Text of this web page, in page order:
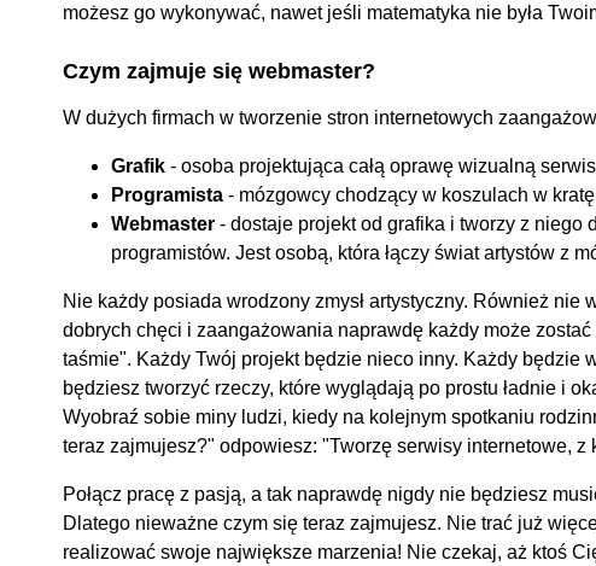
możesz go wykonywać, nawet jeśli matematyka nie była
Czym zajmuje się webmaster?
W dużych firmach w tworzenie stron internetowych
Grafik - osoba projektująca całą oprawę wizualną
Programista - mózgowcy chodzący w koszulach w
Webmaster - dostaje projekt od grafika i tworzy z niego
programistów. Jest osobą, która łączy świat artystów z
Nie każdy posiada wrodzony zmysł artystyczny. Również nie
dobrych chęci i zaangażowania naprawdę każdy może zostać
taśmie". Każdy Twój projekt będzie nieco inny. Każdy będzie
będziesz tworzyć rzeczy, które wyglądają po prostu ładnie i
Wyobraź sobie miny ludzi, kiedy na kolejnym spotkaniu
teraz zajmujesz?" odpowiesz: "Tworzę serwisy internetowe, z
Połącz pracę z pasją, a tak naprawdę nigdy nie będziesz
Dlatego nieważne czym się teraz zajmujesz. Nie trać już
realizować swoje największe marzenia! Nie czekaj, aż ktoś